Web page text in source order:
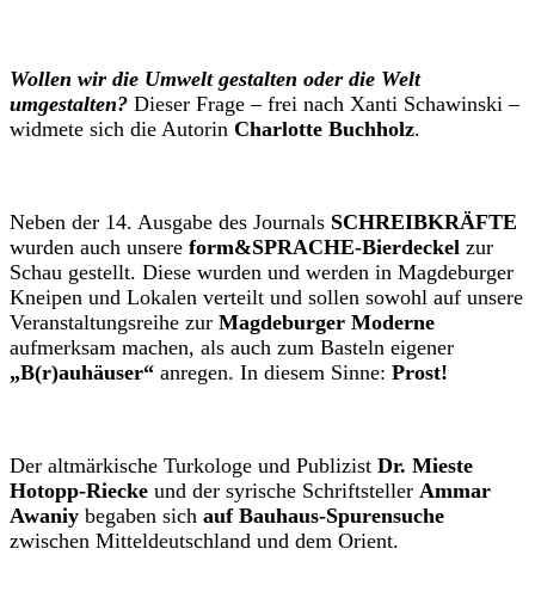
Wollen wir die Umwelt gestalten oder die Welt
umgestalten? Dieser Frage – frei nach Xanti Schawinski –
widmete sich die Autorin Charlotte Buchholz.
Neben der 14. Ausgabe des Journals SCHREIBKRÄFTE
wurden auch unsere form&SPRACHE-Bierdeckel zur
Schau gestellt. Diese wurden und werden in Magdeburger
Kneipen und Lokalen verteilt und sollen sowohl auf unsere
Veranstaltungsreihe zur Magdeburger Moderne
aufmerksam machen, als auch zum Basteln eigener
„B(r)auhäuser“ anregen. In diesem Sinne: Prost!
Der altmärkische Turkologe und Publizist Dr. Mieste
Hotopp-Riecke und der syrische Schriftsteller Ammar
Awaniy begaben sich auf Bauhaus-Spurensuche
zwischen Mitteldeutschland und dem Orient.